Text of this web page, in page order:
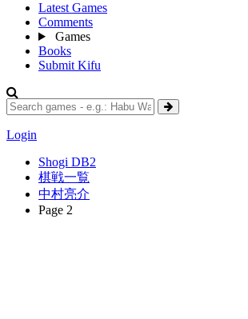
Latest Games
Comments
Games
Books
Submit Kifu
Login
Shogi DB2
棋戦一覧
中村亮介
Page 2